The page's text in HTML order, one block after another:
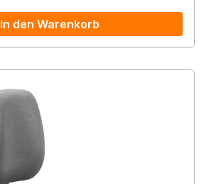
In den Warenkorb